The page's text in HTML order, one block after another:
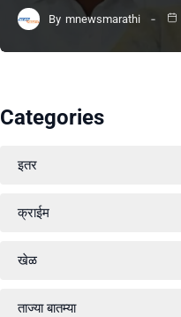
By mnewsmarathi
Categories
इतर
क्राईम
खेळ
ताज्या बातम्या